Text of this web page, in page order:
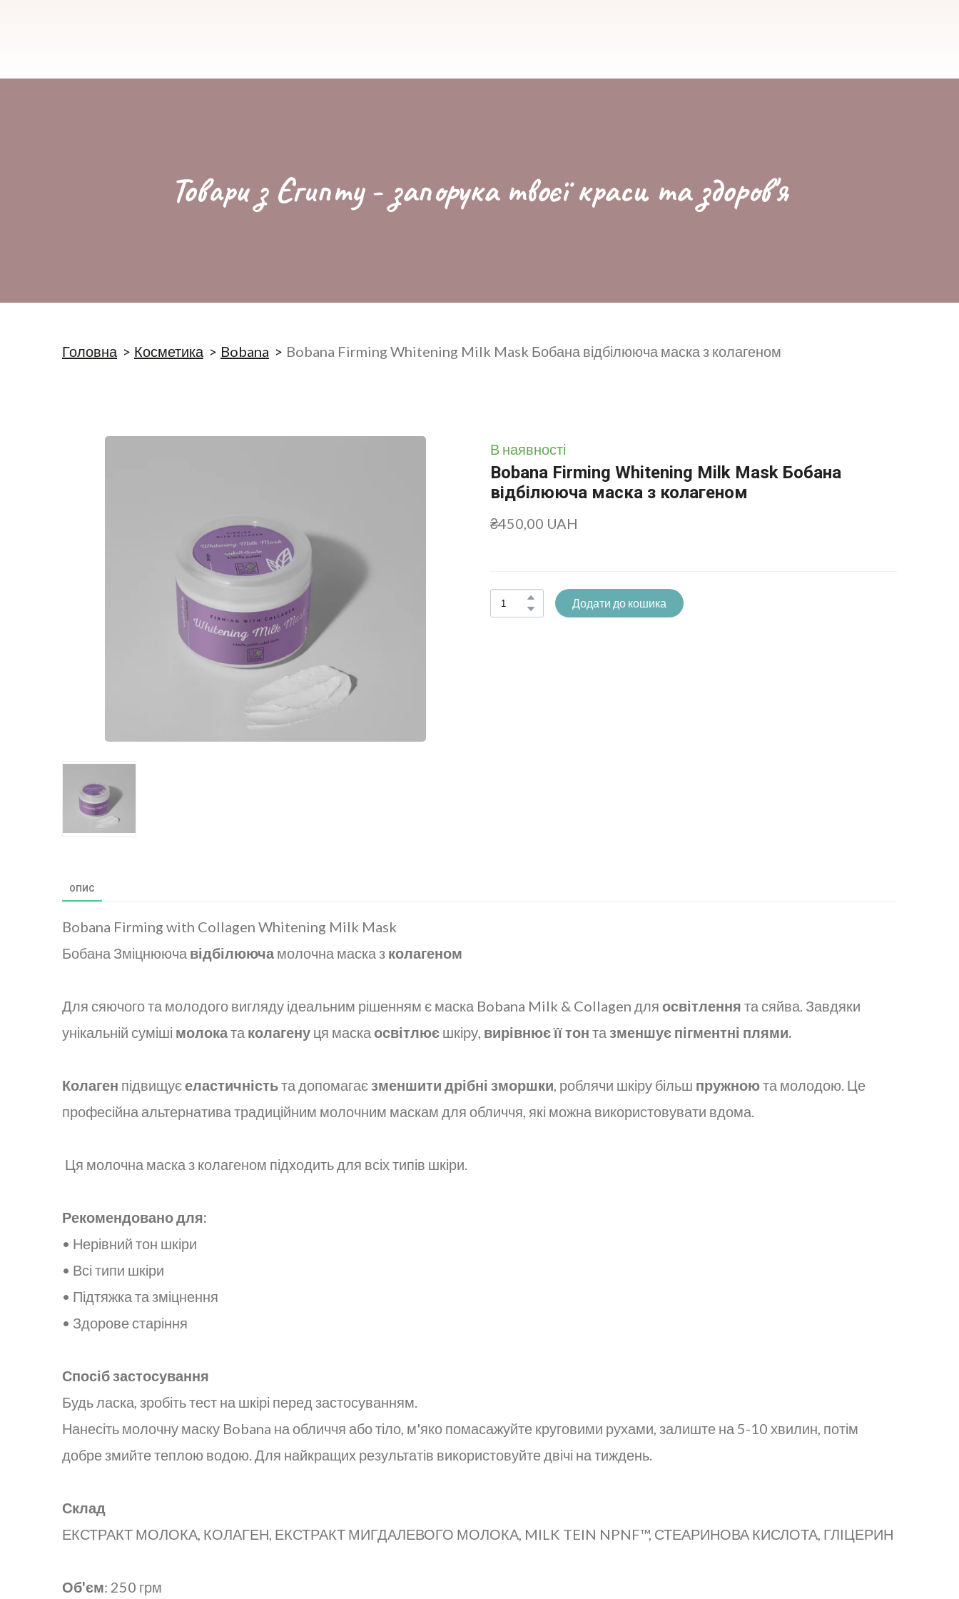
Товари з Єгипту - запорука твоєї краси та здоров'я
Головна Косметика Bobana Bobana Firming Whitening Milk Mask Бобана відбілююча маска з колагеном
В наявності
Bobana Firming Whitening Milk Mask Бобана
відбілююча маска з колагеном
₴450,00 UAH
Додати до кошика
ОПИС
Bobana Firming with Collagen Whitening Milk Mask
Бобана Зміцнююча відбілюючамолочна маска з колагеном
Для сяючого та молодого вигляду ідеальним рішенням є маска Bobana Milk & Collagen для освітлення та сяйва. Завдяки
унікальній суміші молоката колагену ця маскаосвітлює шкіру, вирівнює її тон тазменшує пігментні плями.
Колаген підвищуєеластичністьта допомагаєзменшити дрібні зморшки, роблячи шкіру більш пружноюта молодою. Це
професійна альтернатива традиційним молочним маскам для обличчя, які можна використовувати вдома.
Ця молочна маска з колагеном підходить для всіх типів шкіри.
Рекомендовано для:
• Нерівний тон шкіри
• Всі типи шкіри
• Підтяжка та зміцнення
• Здорове старіння
Спосіб застосування
Будь ласка, зробіть тест на шкірі перед застосуванням.
Нанесіть молочну маску Bobana на обличчя або тіло, м'яко помасажуйте круговими рухами, залиште на 5-10 хвилин, потім
добре змийте теплою водою. Для найкращих результатів використовуйте двічі на тиждень.
Склад
ЕКСТРАКТ МОЛОКА, КОЛАГЕН, ЕКСТРАКТ МИГДАЛЕВОГО МОЛОКА, MILK TEIN NPNF™, СТЕАРИНОВА КИСЛОТА, ГЛІЦЕРИН
Об'єм: 250 грм